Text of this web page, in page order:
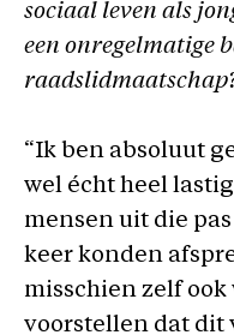
sociaal leven als
een onregelmatige
“Ik ben absoluut
wel écht heel
mensen uit die
keer konden
misschien zelf ook
voorstellen dat dit